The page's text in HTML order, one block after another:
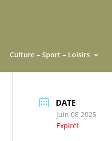
Culture – Sport – Loisirs
DATE
Juin 08 2025
Expiré!